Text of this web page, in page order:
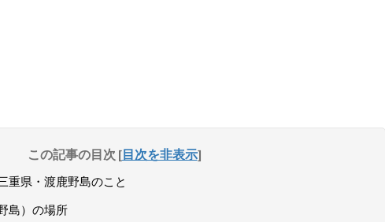
この記事の目次 [目次を非表示]
重県・渡鹿野島のこと
島）の場所